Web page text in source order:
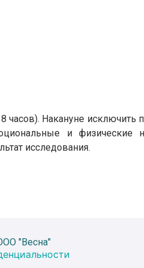
часов). Накануне
и физические
исследования.
"Весна"